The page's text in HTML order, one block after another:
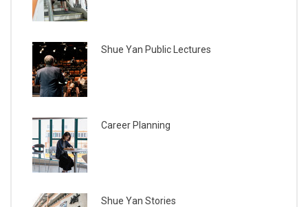
Shue Yan Public Lectures
Career Planning
Shue Yan Stories